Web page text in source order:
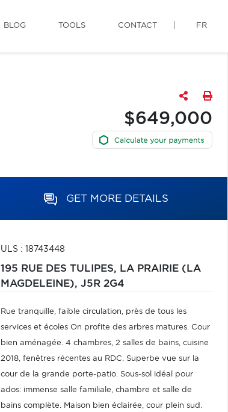
BLOG TOOLS CONTACT FR
$649,000
GET MORE DETAILS
ULS : 18743448
195 RUE DES TULIPES, LA PRAIRIE (LA
MAGDELEINE), J5R 2G4
Rue tranquille, faible circulation, près de tous les
services et écoles On profite des arbres matures. Cour
bien aménagée. 4 chambres, 2 salles de bains, cuisine
2018, fenêtres récentes au RDC. Superbe vue sur la
cour de la grande porte-patio. Sous-sol idéal pour
ados: immense salle familiale, chambre et salle de
bains complète. Maison bien éclairée, cour plein sud.